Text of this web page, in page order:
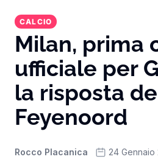
CALCIO
Milan, prima
ufficiale per
la risposta
Feyenoord
Rocco Placanica 24 Gennaio